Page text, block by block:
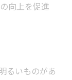
向上を促進
るいものがあ